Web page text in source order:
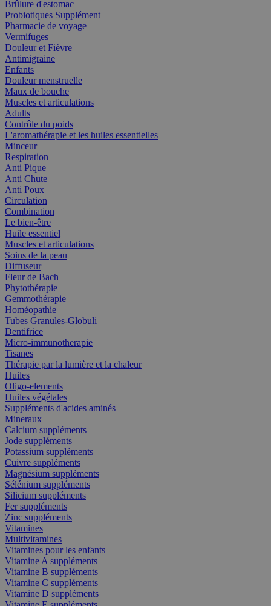
Brûlure d'estomac
Probiotiques Supplément
Pharmacie de voyage
Vermifuges
Douleur et Fièvre
Antimigraine
Enfants
Douleur menstruelle
Maux de bouche
Muscles et articulations
Adults
Contrôle du poids
L'aromathérapie et les huiles essentielles
Minceur
Respiration
Anti Pique
Anti Chute
Anti Poux
Circulation
Combination
Le bien-être
Huile essentiel
Muscles et articulations
Soins de la peau
Diffuseur
Fleur de Bach
Phytothérapie
Gemmothérapie
Homéopathie
Tubes Granules-Globuli
Dentifrice
Micro-immunotherapie
Tisanes
Thérapie par la lumière et la chaleur
Huiles
Oligo-elements
Huiles végétales
Suppléments d'acides aminés
Mineraux
Calcium suppléments
Jode suppléments
Potassium suppléments
Cuivre suppléments
Magnésium suppléments
Sélénium suppléments
Silicium suppléments
Fer suppléments
Zinc suppléments
Vitamines
Multivitamines
Vitamines pour les enfants
Vitamine A suppléments
Vitamine B suppléments
Vitamine C suppléments
Vitamine D suppléments